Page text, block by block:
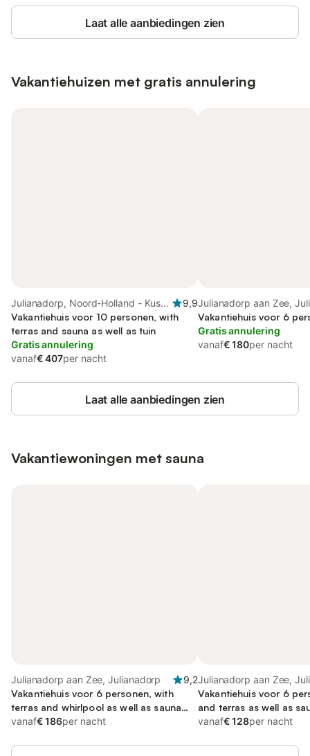
Laat alle aanbiedingen zien
Vakantiehuizen met gratis annulering
Julianadorp, Noord-Holland - Kust
van de Noordzee
9,9
Vakantiehuis voor 10 personen, with
terras and sauna as well as tuin
Gratis annulering
vanaf€ 407per nacht
Julianadorp aan Zee,
Vakantiehuis voor 6
Gratis annulering
vanaf€ 180per nacht
Laat alle aanbiedingen zien
Vakantiewoningen met sauna
Julianadorp aan Zee, Julianadorp
9,2
Vakantiehuis voor 6 personen, with
terras and whirlpool as well as sauna
and tuin
vanaf€ 186per nacht
Julianadorp aan Zee,
Vakantiehuis voor 6
and terras as well as
huisdier
vanaf€ 128per nacht